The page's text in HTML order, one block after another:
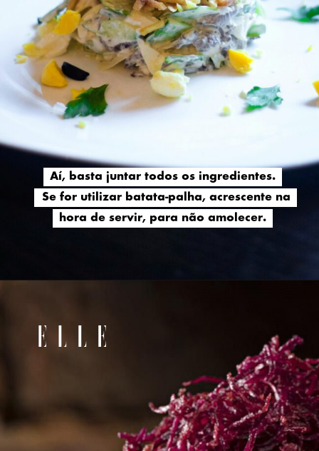
Aí, basta juntar todos os ingredientes.
Se for utilizar batata-palha, acrescente na
hora de servir, para não amolecer.
Aí, basta juntar todos os ingredientes.
Se for utilizar batata-palha, acrescente na
hora de servir, para não amolecer.